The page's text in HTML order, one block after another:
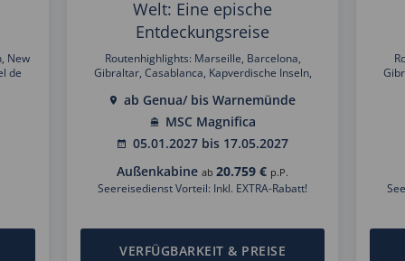
New
de
Welt: Eine epische
Entdeckungsreise
Routenhighlights: Marseille, Barcelona,
Gibraltar, Casablanca, Kapverdische Inseln,
Puerto Montt, Valparaiso, Osterinsel, Tahiti,
Moorea, Cookinseln, Bay of Islands, Auckland,
Christchurch, Dunedin, Milford Sound,
Tasmanien, Sydney, Honolulu, Hilo, Los Angeles,
Tortola, St. Maarten, Gran Canaria, Ibiza,
Neapel, Rom, Bilbao, La Rochelle/Bordeaux
ab Genua/ bis Warnemünde
MSC Magnifica
05.01.2027 bis 17.05.2027
Außenkabine ab20.759 € p.P.
Seereisedienst Vorteil: Inkl. EXTRA-Rabatt!
VERFÜGBARKEIT & PREISE